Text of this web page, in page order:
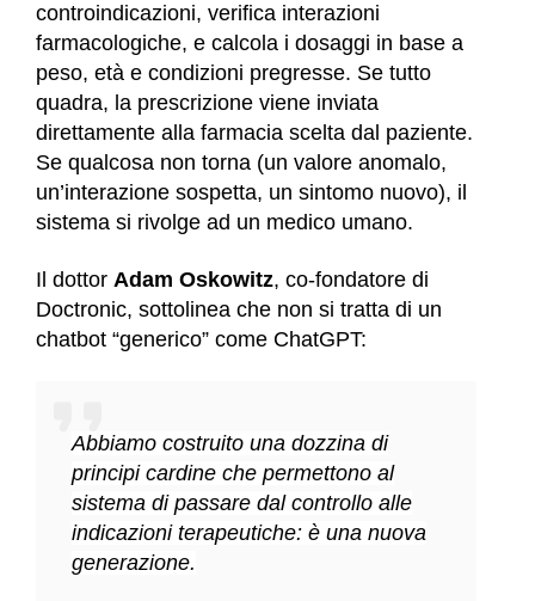
controindicazioni, verifica interazioni
farmacologiche, e calcola i dosaggi in base a
peso, età e condizioni pregresse. Se tutto
quadra, la prescrizione viene inviata
direttamente alla farmacia scelta dal paziente.
Se qualcosa non torna (un valore anomalo,
un’interazione sospetta, un sintomo nuovo), il
sistema si rivolge ad un medico umano.
Il dottor Adam Oskowitz, co-fondatore di
Doctronic, sottolinea che non si tratta di un
chatbot “generico” come ChatGPT:
Abbiamo costruito una dozzina di
principi cardine che permettono al
sistema di passare dal controllo alle
indicazioni terapeutiche: è una nuova
generazione.